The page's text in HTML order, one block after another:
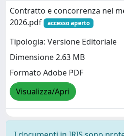
Contratto e concorrenza nel
2026.pdf
accesso aperto
Tipologia: Versione Editoriale
Dimensione 2.63 MB
Formato Adobe PDF
Visualizza/Apri